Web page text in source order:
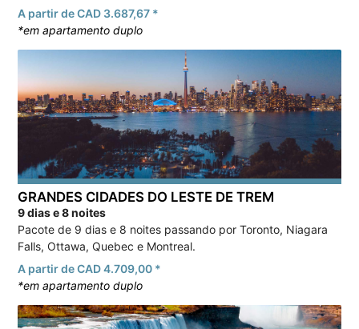
A partir de CAD 3.687,67 *
*em apartamento duplo
GRANDES CIDADES DO LESTE DE TREM
9 dias e 8 noites
Pacote de 9 dias e 8 noites passando por Toronto, Niagara
Falls, Ottawa, Quebec e Montreal.
A partir de CAD 4.709,00 *
*em apartamento duplo